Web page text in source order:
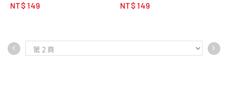
NT$ 149
★褲檔寬幅貼合設計
NT$ 149